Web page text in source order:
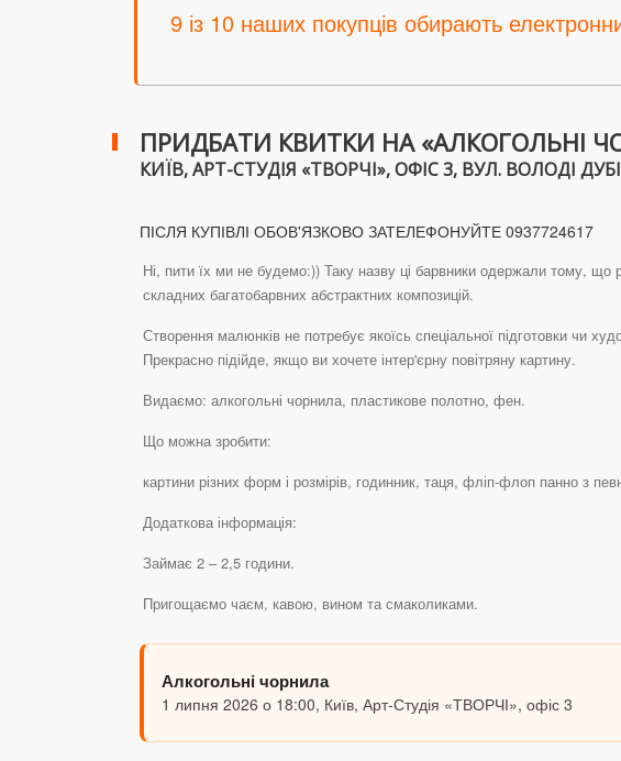
9 із 10 наших покупців обирають
ПРИДБАТИ КВИТКИ НА «АЛКОГОЛЬНІ
КИЇВ, АРТ-СТУДІЯ «ТВОРЧІ», ОФІС 3, ВУЛ. ВОЛОДІ
ПІСЛЯ КУПІВЛІ ОБОВ'ЯЗКОВО ЗАТЕЛЕФОНУЙТЕ 0937724617
Ні, пити їх ми не будемо:)) Таку назву ці барвники одержали тому, що
складних багатобарвних абстрактних композицій.
Створення малюнків не потребує якоїсь спеціальної підготовки чи
Прекрасно підійде, якщо ви хочете інтер'єрну повітряну картину.
Видаємо: алкогольні чорнила, пластикове полотно, фен.
Що можна зробити:
картини різних форм і розмірів, годинник, таця, фліп-флоп панно з
Додаткова інформація:
Займає 2 – 2,5 години.
Пригощаємо чаєм, кавою, вином та смаколиками.
Алкогольні чорнила
1 липня 2026 о 18:00, Київ, Арт-Студія «ТВОРЧІ», офіс 3